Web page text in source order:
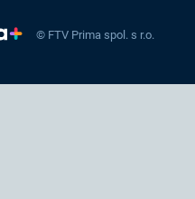
© FTV Prima spol. s r.o.